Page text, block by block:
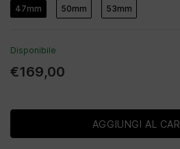
47mm 50mm 53mm
Disponibile
€169,00